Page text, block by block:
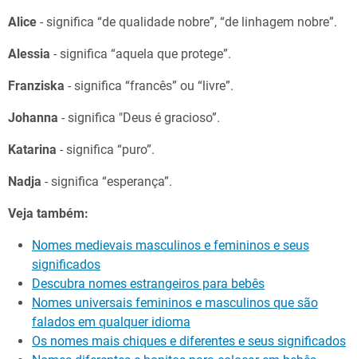
Alice - significa “de qualidade nobre”, “de linhagem nobre”.
Alessia - significa “aquela que protege”.
Franziska - significa “francês” ou “livre”.
Johanna - significa "Deus é gracioso”.
Katarina - significa “puro”.
Nadja - significa “esperança”.
Veja também:
Nomes medievais masculinos e femininos e seus
significados
Descubra nomes estrangeiros para bebês
Nomes universais femininos e masculinos que são
falados em qualquer idioma
Os nomes mais chiques e diferentes e seus significados